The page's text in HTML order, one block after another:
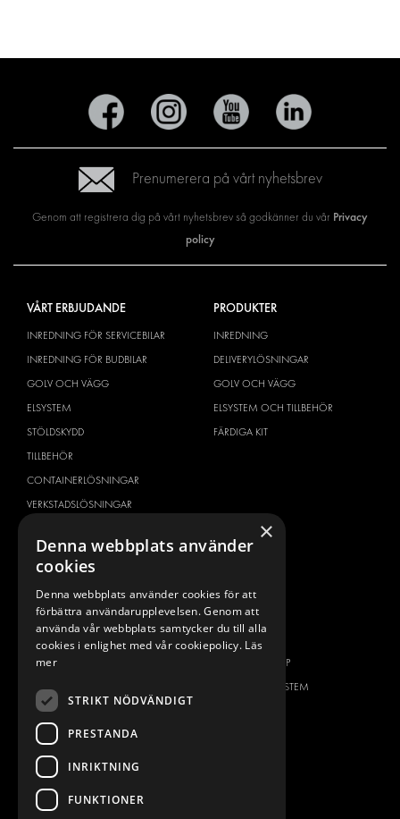
Prenumerera på vårt nyhetsbrev
Genom att registrera dig på vårt nyhetsbrev så godkänner du vår Privacy
policy
VÅRT ERBJUDANDE
INREDNING FÖR SERVICEBILAR
INREDNING FÖR BUDBILAR
GOLV OCH VÄGG
ELSYSTEM
STÖLDSKYDD
TILLBEHÖR
CONTAINERLÖSNINGAR
VERKSTADSLÖSNINGAR
FLEET MANAGEMENT
SERVICE CENTERS
DESIGNKONSULTATION
PRODUKTER
INREDNING
DELIVERYLÖSNINGAR
GOLV OCH VÄGG
ELSYSTEM OCH TILLBEHÖR
FÄRDIGA KIT
BILMÄRKEN
CITROËN
FIAT
HYUNDAI
MAN
OM OSS
ONE-STOP-SHOP
OM MODUL-SYSTEM
×
Denna webbplats använder
cookies
Denna webbplats använder cookies för att
förbättra användarupplevelsen. Genom att
använda vår webbplats samtycker du till alla
cookies i enlighet med vår cookiepolicy. Läs
mer
STRIKT NÖDVÄNDIGT
PRESTANDA
INRIKTNING
FUNKTIONER